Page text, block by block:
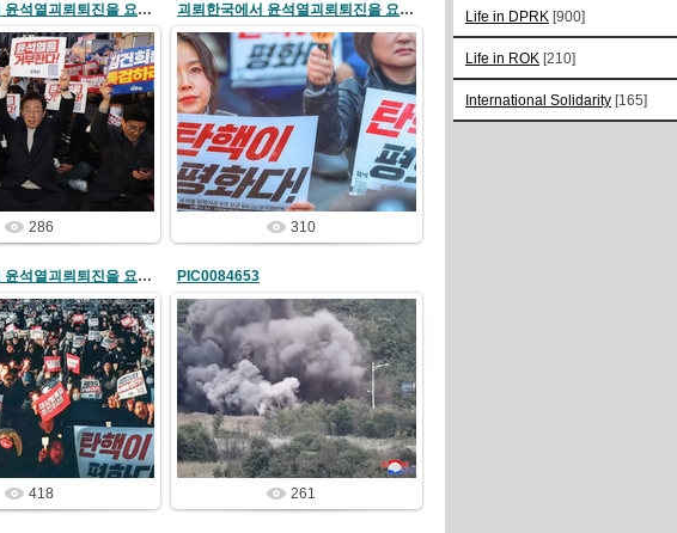
괴뢰한국에서 윤석열괴뢰퇴진을 요구하는 범국민항의행동 전개
24/12/04
redstartvkp
286
괴뢰한국에서 윤석열괴뢰퇴진을 요구하는 범국민항의행동 전개
24/12/04
redstartvkp
310
괴뢰한국에서 윤석열괴뢰퇴진을 요구하는 범국민항의행동 전개
24/12/04
redstartvkp
418
PIC0084653
24/10/20
redstartvkp
261
Life in DPRK [900]
Life in ROK [210]
International Solidarity [165]